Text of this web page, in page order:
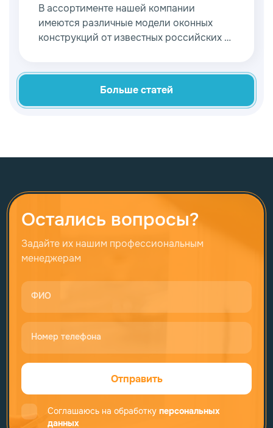
В ассортименте нашей компании
имеются различные модели оконных
конструкций от известных российских и
этому вы сможете пластиковые
подоконники и Werzalit купить без
Больше статей
Остались вопросы?
Задайте их нашим профессиональным
менеджерам
ФИО
Номер телефона
Отправить
Соглашаюсь на обработку персональных
данных